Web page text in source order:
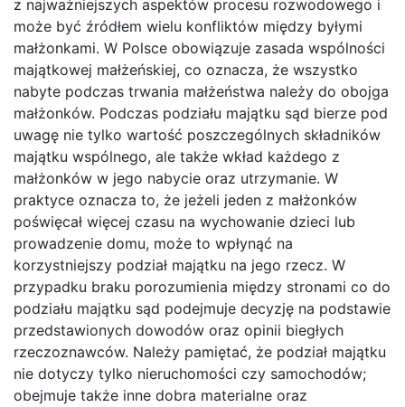
z najważniejszych aspektów procesu rozwodowego i
może być źródłem wielu konfliktów między byłymi
małżonkami. W Polsce obowiązuje zasada wspólności
majątkowej małżeńskiej, co oznacza, że wszystko
nabyte podczas trwania małżeństwa należy do obojga
małżonków. Podczas podziału majątku sąd bierze pod
uwagę nie tylko wartość poszczególnych składników
majątku wspólnego, ale także wkład każdego z
małżonków w jego nabycie oraz utrzymanie. W
praktyce oznacza to, że jeżeli jeden z małżonków
poświęcał więcej czasu na wychowanie dzieci lub
prowadzenie domu, może to wpłynąć na
korzystniejszy podział majątku na jego rzecz. W
przypadku braku porozumienia między stronami co do
podziału majątku sąd podejmuje decyzję na podstawie
przedstawionych dowodów oraz opinii biegłych
rzeczoznawców. Należy pamiętać, że podział majątku
nie dotyczy tylko nieruchomości czy samochodów;
obejmuje także inne dobra materialne oraz